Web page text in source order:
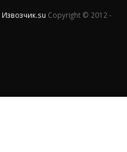
Извозчик.su Copyright © 2012 -